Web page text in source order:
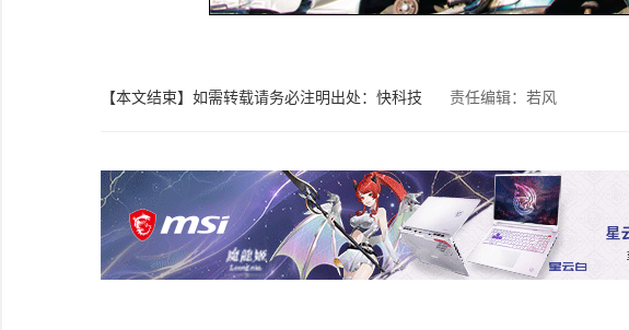
【本文结束】如需转载请务必注明出处：快科技 责任编辑：若风